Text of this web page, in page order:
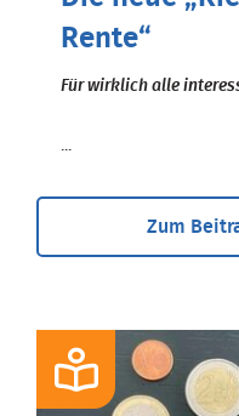
Rente“
Für wirklich alle
Zum